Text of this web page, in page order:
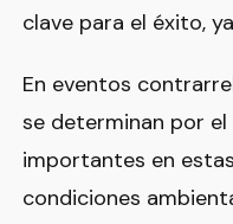
clave para el éxito,
En eventos
se determinan por
importantes en
condiciones